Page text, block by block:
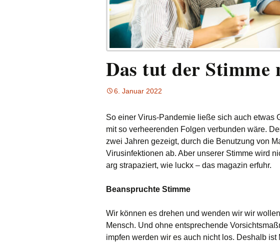
Das tut der Stimme
6. Januar 2022
So einer Virus-Pandemie ließe sich auch etwas
mit so verheerenden Folgen verbunden wäre.
zwei Jahren gezeigt, durch die Benutzung von
Virusinfektionen ab. Aber unserer Stimme wird
arg strapaziert, wie luckx – das magazin erfuhr.
Beanspruchte Stimme
Wir können es drehen und wenden wir wir
Mensch. Und ohne entsprechende
impfen werden wir es auch nicht los. Deshalb ist